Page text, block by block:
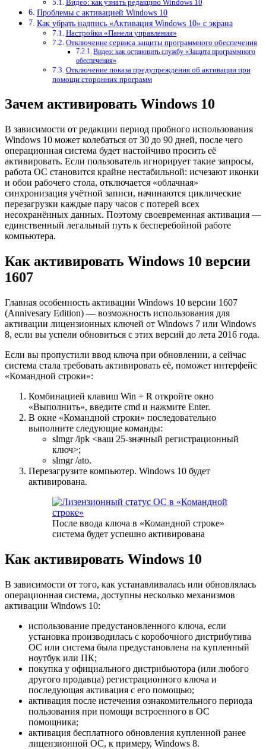
Видео: как узнать редакцию Windows 10
Проблемы с активацией Windows 10
Как убрать надпись «Активация Windows 10» с экрана
Настройки «Панели управления»
Отключение сервиса защиты программного обеспечения
Видео: как остановить службу «Защита программного
обеспечения»
Отключение показа предупреждения об активации при
помощи сторонних программ
Зачем активировать Windows 10
В зависимости от редакции период пробного использования
Windows 10 может колебаться от 30 до 90 дней, после чего
операционная система будет настойчиво просить её
активировать. Если пользователь игнорирует такие запросы,
работа ОС становится крайне нестабильной: исчезают иконки
и обои рабочего стола, отключается «облачная»
синхронизация учётной записи, начинаются циклические
перезагрузки каждые пару часов с потерей всех
несохранённых данных. Поэтому своевременная активация —
единственный легальный путь к бесперебойной работе
компьютера.
Как активировать Windows 10 версии
1607
Главная особенность активации Windows 10 версии 1607
(Annivesary Edition) — возможность использования для
активации лицензионных ключей от Windows 7 или Windows
8, если вы успели обновиться с этих версий до лета 2016 года.
Если вы пропустили ввод ключа при обновлении, а сейчас
система стала требовать активировать её, поможет интерфейс
«Командной строки»:
Комбинацией клавиш Win + R откройте окно
«Выполнить», введите cmd и нажмите Enter.
В окне «Командной строки» последовательно
выполните следующие команды:
slmgr /ipk <ваш 25-значный регистрационный
ключ>;
slmgr /ato.
Перезагрузите компьютер. Windows 10 будет
активирована.
После ввода ключа в «Командной строке»
система будет успешно активирована
Как активировать Windows 10
В зависимости от того, как устанавливалась или обновлялась
операционная система, доступны несколько механизмов
активации Windows 10:
использование предустановленного ключа, если
установка производилась с коробочного дистрибутива
ОС или система была предустановлена на купленный
ноутбук или ПК;
покупка у официального дистрибьютора (или любого
другого продавца) регистрационного ключа и
последующая активация с его помощью;
активация после истечения ознакомительного периода
пользования при помощи встроенного в ОС
помощника;
активация бесплатного обновления купленной ранее
лицензионной ОС, к примеру, Windows 8.